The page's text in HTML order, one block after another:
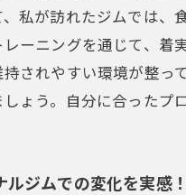
私が訪れたジムでは、
レーニングを通じて、着
持されやすい環境が整っ
ょう。自分に合ったプ
ルジムでの変化を実感